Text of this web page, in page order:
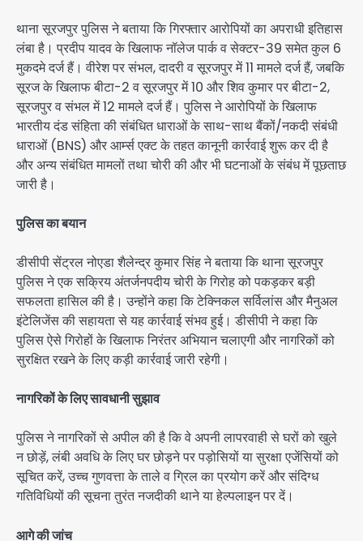
थाना सूरजपुर पुलिस ने बताया कि गिरफ्तार आरोपियों का अपराधी इतिहास
लंबा है। प्रदीप यादव के खिलाफ नॉलेज पार्क व सेक्टर-39 समेत कुल 6
मुकदमे दर्ज हैं। वीरेश पर संभल, दादरी व सूरजपुर में 11 मामले दर्ज हैं, जबकि
सूरज के खिलाफ बीटा-2 व सूरजपुर में 10 और शिव कुमार पर बीटा-2,
सूरजपुर व संभल में 12 मामले दर्ज हैं। पुलिस ने आरोपियों के खिलाफ
भारतीय दंड संहिता की संबंधित धाराओं के साथ-साथ बैंकों/नकदी संबंधी
धाराओं (BNS) और आर्म्स एक्ट के तहत कानूनी कार्रवाई शुरू कर दी है
और अन्य संबंधित मामलों तथा चोरी की और भी घटनाओं के संबंध में पूछताछ
जारी है।
पुलिस का बयान
डीसीपी सेंट्रल नोएडा शैलेन्द्र कुमार सिंह ने बताया कि थाना सूरजपुर
पुलिस ने एक सक्रिय अंतर्जनपदीय चोरी के गिरोह को पकड़कर बड़ी
सफलता हासिल की है। उन्होंने कहा कि टेक्निकल सर्विलांस और मैनुअल
इंटेलिजेंस की सहायता से यह कार्रवाई संभव हुई। डीसीपी ने कहा कि
पुलिस ऐसे गिरोहों के खिलाफ निरंतर अभियान चलाएगी और नागरिकों को
सुरक्षित रखने के लिए कड़ी कार्रवाई जारी रहेगी।
नागरिकों के लिए सावधानी सुझाव
पुलिस ने नागरिकों से अपील की है कि वे अपनी लापरवाही से घरों को खुले
न छोड़ें, लंबी अवधि के लिए घर छोड़ने पर पड़ोसियों या सुरक्षा एजेंसियों को
सूचित करें, उच्च गुणवत्ता के ताले व ग्रिल का प्रयोग करें और संदिग्ध
गतिविधियों की सूचना तुरंत नजदीकी थाने या हेल्पलाइन पर दें।
आगे की जांच